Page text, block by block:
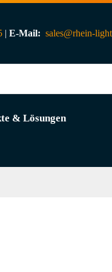
| E-Mail: sales@rhein-
& Lösungen